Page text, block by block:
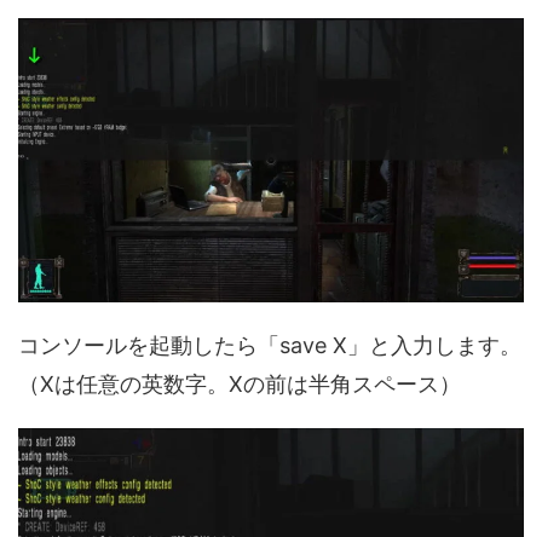
コンソールを起動したら「save X」と入力します。
（Xは任意の英数字。Xの前は半角スペース）